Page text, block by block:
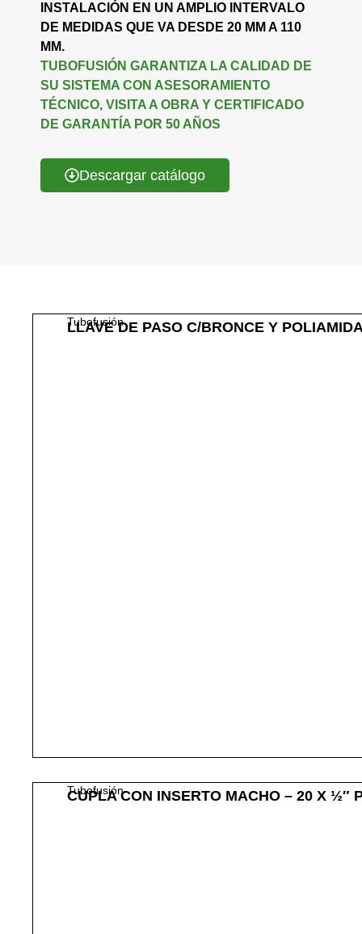
INSTALACIÓN EN UN AMPLIO INTERVALO
DE MEDIDAS QUE VA DESDE 20 MM A 110
MM.
TUBOFUSIÓN GARANTIZA LA CALIDAD DE
SU SISTEMA CON ASESORAMIENTO
TÉCNICO, VISITA A OBRA Y CERTIFICADO
DE GARANTÍA POR 50 AÑOS
Descargar catálogo
Tubofusión
LLAVE DE PASO C/BRONCE Y
Tubofusión
CUPLA CON INSERTO MACHO – 20 X ½″